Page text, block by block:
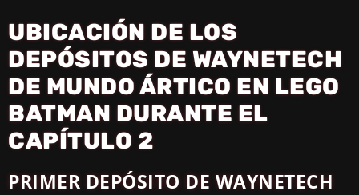
UBICACIÓN DE LOS
DEPÓSITOS DE WAYNETECH
DE MUNDO ÁRTICO EN LEGO
BATMAN DURANTE EL
CAPÍTULO 2
PRIMER DEPÓSITO DE WAYNETECH